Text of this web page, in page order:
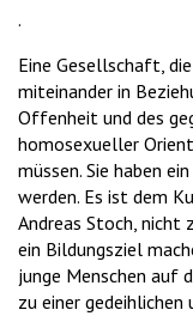
.
Eine Gesellschaft,
miteinander in
Offenheit und des
homosexueller
müssen. Sie haben
werden. Es ist dem
Andreas Stoch, nicht
ein Bildungsziel
junge Menschen auf
zu einer